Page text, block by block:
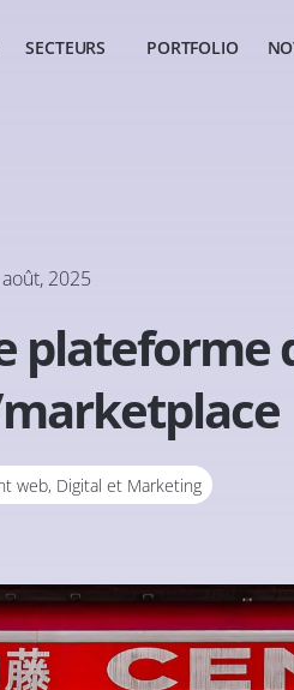
SECTEURS PORTFOLIO
août, 2025
plateforme
web, Digital et Marketing